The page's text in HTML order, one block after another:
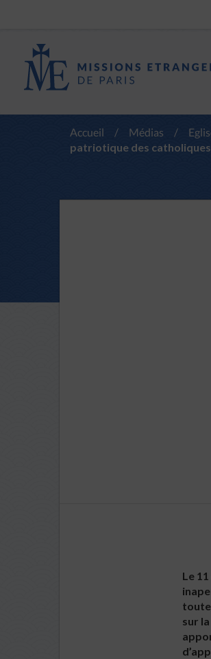
Accueil / Médias /
patriotique des
Le
sur